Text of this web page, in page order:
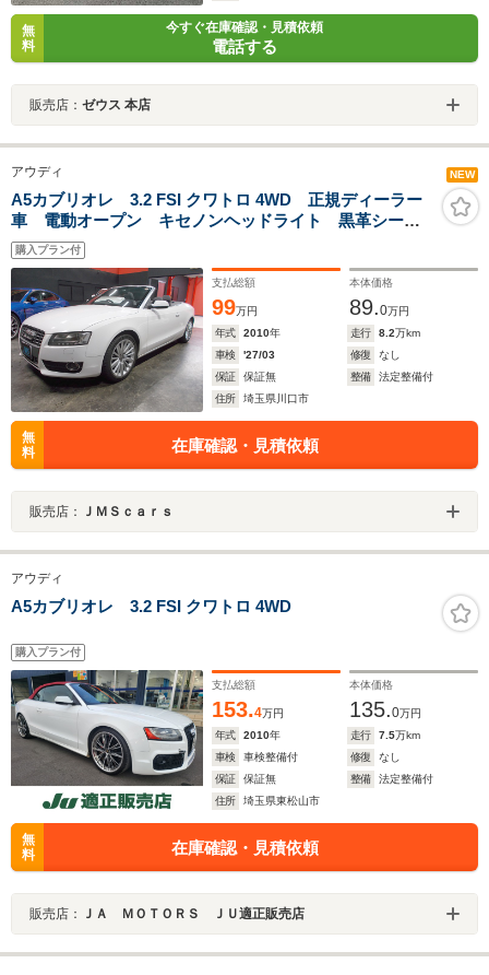
無
料
今すぐ在庫確認・見積依頼
電話する
販売店： ゼウス 本店
アウディ NEW
A5カブリオレ 3.2 FSI クワトロ 4WD 正規ディーラー
車 電動オープン キセノンヘッドライト 黒革シー
ト 純正18インチ 純正HDDナビ 地デジフルセグテレ
ビバックカメラ CD録音 DVD再生 ブルートゥース
ETC クルーズコントロール
購入プラン付
支払総額
99万円
本体価格
89.0万円
年式
2010年 走行 8.2万km
車検
'27/03 修復
なし
保証
保証無 整備
法定整備付
住所
埼玉県川口市
無
料
在庫確認・見積依頼
販売店： ＪＭＳｃａｒｓ
アウディ
A5カブリオレ 3.2 FSI クワトロ 4WD
購入プラン付
支払総額
153.4万円
本体価格
135.0万円
年式
2010年 走行 7.5万km
車検
車検整備付 修復
なし
保証
保証無 整備
法定整備付
住所
埼玉県東松山市
無
料
在庫確認・見積依頼
販売店： ＪＡ ＭＯＴＯＲＳ ＪＵ適正販売店